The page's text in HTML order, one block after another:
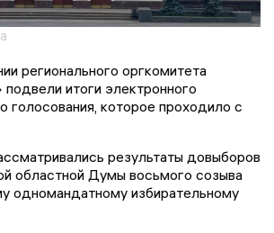
регионального оргкомитета
итоги электронного
голосования, которое проходило с
результаты довыборов
областной Думы восьмого созыва
одномандатному избирательному